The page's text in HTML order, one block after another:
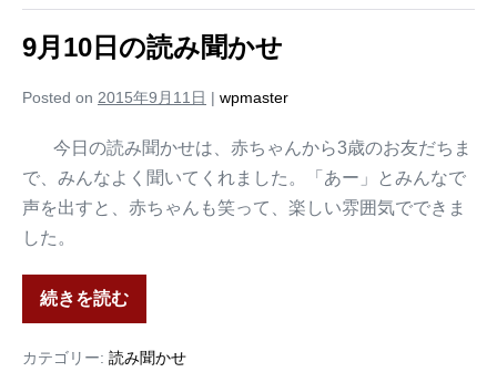
9月10日の読み聞かせ
Posted on 2015年9月11日 | wpmaster
今日の読み聞かせは、赤ちゃんから3歳のお友だちま
で、みんなよく聞いてくれました。「あー」とみんなで
声を出すと、赤ちゃんも笑って、楽しい雰囲気でできま
した。
続きを読む
カテゴリー: 読み聞かせ